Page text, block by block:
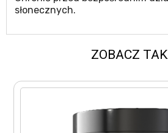
słonecznych.
ZOBACZ